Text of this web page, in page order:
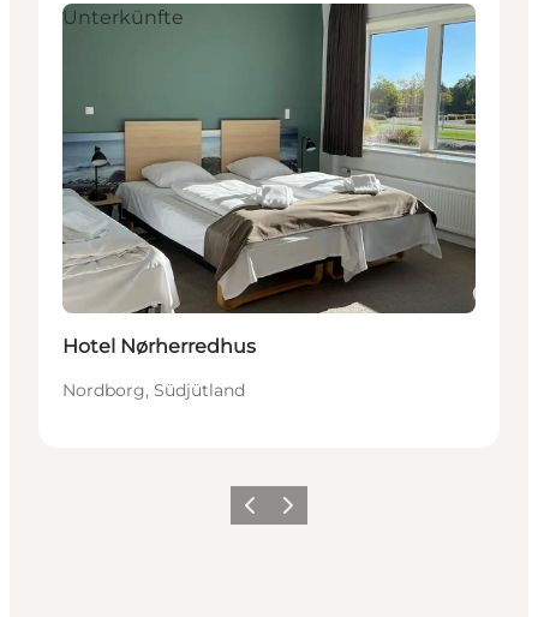
Unterkünfte
Hotel Nørherredhus
Nordborg, Südjütland
ZurückWeiter